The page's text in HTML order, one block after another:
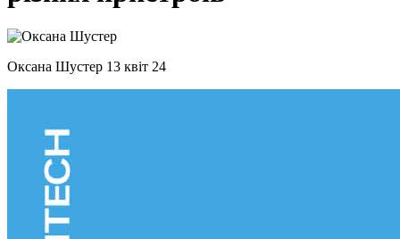
Оксана Шустер 13 квіт 24